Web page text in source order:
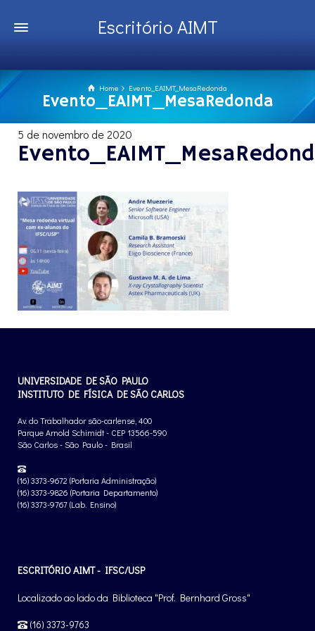
Escritório AIMT
Home Evento_EAIMT_MesaRedonda
Evento_EAIMT_MesaRedonda
5 de novembro de 2020
UNIVERSIDADE DE SÃO PAULO
INSTITUTO DE FÍSICA DE SÃO CARLOS
Av. do Trabalhador são-carlense, 400
Parque Arnold Schimidt - CEP 13566-590
São Carlos - São Paulo - Brasil
(16) 3373-9672 (Portaria Administração)
(16) 3373-9826 (Portaria Departamento)
(16) 3373-9767 (Lab. Ensino)
ESCRITÓRIO AIMT - IFSC/USP
Localizado ao lado da Biblioteca "Prof. Bernhard Gross"
(16) 3373-9763